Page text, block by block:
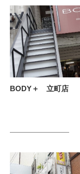
BODY＋ 立町店